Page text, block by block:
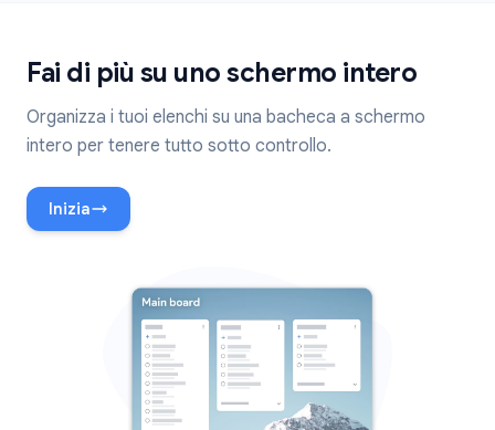
Fai di più su uno schermo intero
Organizza i tuoi elenchi su una bacheca a schermo
intero per tenere tutto sotto controllo.
Inizia